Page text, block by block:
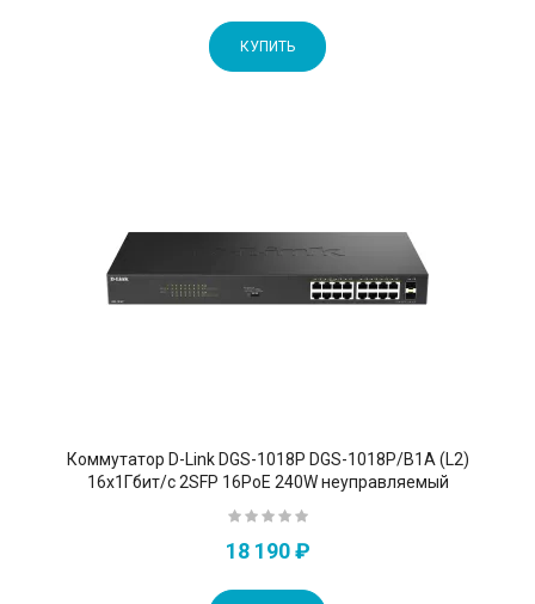
КУПИТЬ
Коммутатор D-Link DGS-1018P DGS-1018P/B1A (L2)
16x1Гбит/с 2SFP 16PoE 240W неуправляемый
18 190 ₽